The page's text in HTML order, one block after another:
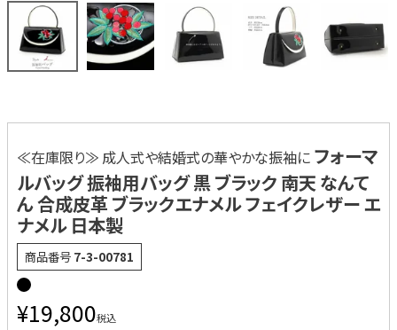
≪在庫限り≫ 成人式や結婚式の華やかな振袖に フォーマ
ルバッグ 振袖用バッグ 黒 ブラック 南天 なんて
ん 合成皮革 ブラックエナメル フェイクレザー エ
ナメル 日本製
商品番号 7-3-00781
¥19,800税込